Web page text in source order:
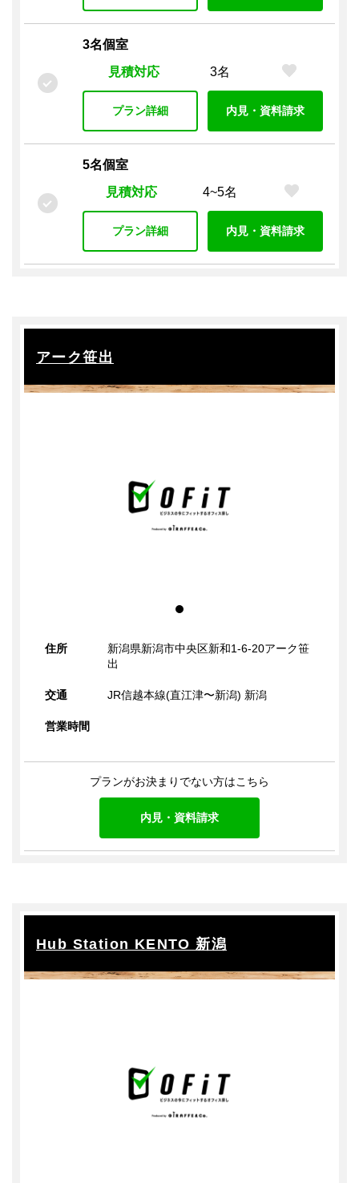
共用Wi-Fi キッチン 給湯室
電子レンジ
セキュリティ
入退室管理 / カードキー
3名個室
見積対応
3名
プラン詳細 内見・資料請求
5名個室
見積対応
4~5名
プラン詳細 内見・資料請求
アーク笹出
住所
新潟県新潟市中央区新和1-6-20アーク笹
出
交通 JR信越本線(直江津〜新潟) 新潟
営業時間
プランがお決まりでない方はこちら
内見・資料請求
Hub Station KENTO 新潟